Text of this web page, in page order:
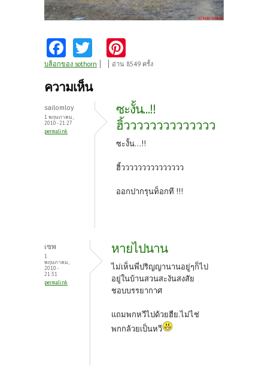
Fa
ce
b
o
o
k
w
itt
er
nt
es
t
บล็อกของ sothorn อ่าน 8549 ครั้ง
ความเห็น
sailomloy
1 พฤษภาคม,
2010 - 21:27
permalink
ซะงั้น...!!
ฮิ้วววววววววววววว
ซะงั้น...!!
ฮิ้ววววววววววววววว
ออกปากรุนท็อกที !!!
เซพ
1
พฤษภาคม,
2010 -
21:31
permalink
หายไปนาน
ไม่เห็นพี่ปริญญานานอยู่ๆก็ไป
อยู่ในบ้านสวนสะงันสงสัย
ชอบบรรยากาศ
แถมพกหวีไปด้วยฮืย.ไม่ไช่
พกกล้วยเป็นหวี